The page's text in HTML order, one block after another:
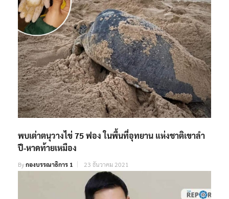
พบเต่าตนุวางไข่ 75 ฟอง ในพื้นที่อุทยาน แห่งชาติเขาลำ
ปี-หาดท้ายเหมือง
Byกองบรรณาธิการ 1 23 ธันวาคม 2021